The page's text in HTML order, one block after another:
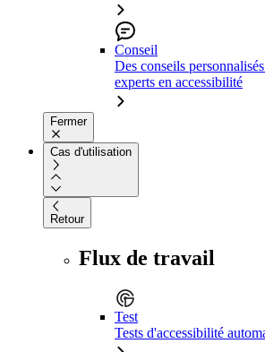
Conseil
Des conseils
experts en accessibilité
Fermer
Cas d'utilisation
Retour
Flux de travail
Test
Tests d'accessibilité